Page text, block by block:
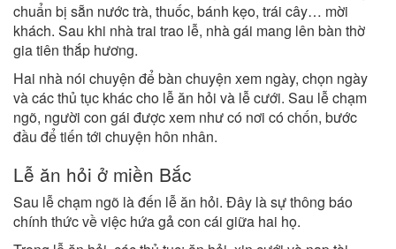
chuẩn bị sẵn nước trà, thuốc, bánh kẹo, trái cây… mời
khách. Sau khi nhà trai trao lễ, nhà gái mang lên bàn thờ
gia tiên thắp hương.
Hai nhà nói chuyện để bàn chuyện xem ngày, chọn ngày
và các thủ tục khác cho lễ ăn hỏi và lễ cưới. Sau lễ chạm
ngõ, người con gái được xem như có nơi có chốn, bước
đầu để tiến tới chuyện hôn nhân.
Lễ ăn hỏi ở miền Bắc
Sau lễ chạm ngõ là đến lễ ăn hỏi. Đây là sự thông báo
chính thức về việc hứa gả con cái giữa hai họ.